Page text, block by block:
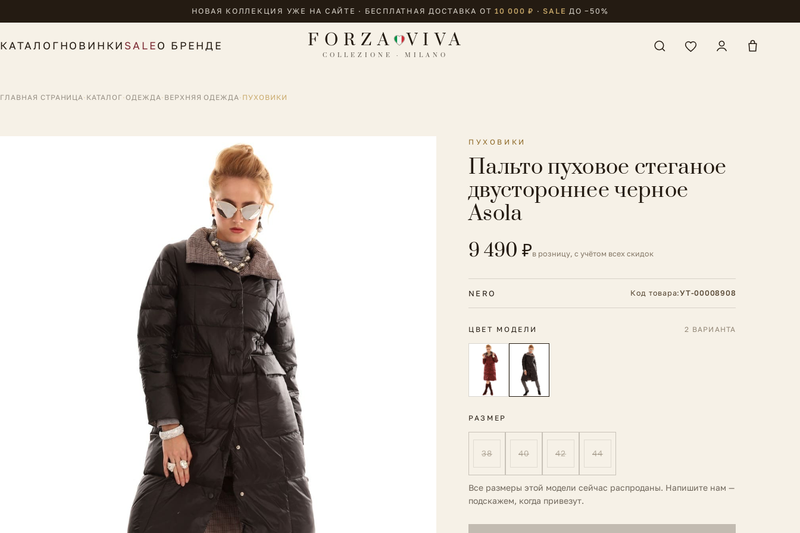
НОВАЯ КОЛЛЕКЦИЯ УЖЕ НА САЙТЕ · БЕСПЛАТНАЯ ДОСТАВКА ОТ10 000 ₽ · SALE ДО −50%
КАТАЛОГНОВИНКИ SALEО БРЕНДЕ FORZA VIVA
COLLEZIONE · MILANO
ГЛАВНАЯ СТРАНИЦА· КАТАЛОГ·ОДЕЖДА· ВЕРХНЯЯ ОДЕЖДА· ПУХОВИКИ
ПУХОВИКИ
Пальто пуховое стеганое
двустороннее черное
Asola
9 490 ₽в розницу, с учётом всех скидок
NERO Код товара:УТ-00008908
ЦВЕТ МОДЕЛИ 2 ВАРИАНТА
РАЗМЕР
38 40 42 44
Все размеры этой модели сейчас распроданы. Напишите нам —
подскажем, когда привезут.